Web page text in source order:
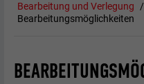
Bearbeitung und Verlegung
Bearbeitungsmöglichkeiten